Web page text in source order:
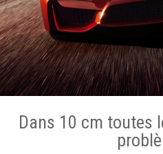
Dans 10 cm toutes